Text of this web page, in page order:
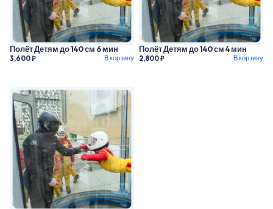
Полёт Детям до 140 см 6 мин
3,600 ₽ В корзину
Полёт Детям до 140 см 4 мин
2,800 ₽ В корзину